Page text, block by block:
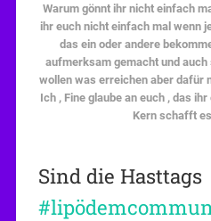
Warum gönnt ihr nicht einfach
ihr euch nicht einfach mal wenn
das ein oder andere
aufmerksam gemacht und
wollen was erreichen aber dafür
Ich , Fine glaube an euch , das
Kern schafft
Sind die Hasttags